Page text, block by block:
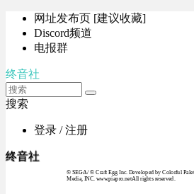
网址发布页 [建议收藏]
Discord频道
电报群
终音社
搜索
登录 / 注册
终音社
© SEGA / © Craft Egg Inc. Developed by Colorful
Media, INC. www.piapro.netAll rights reserved.